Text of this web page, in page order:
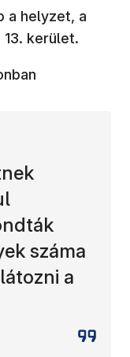
a helyzet, a
kerület.
száma
a